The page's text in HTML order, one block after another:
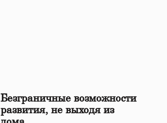
Безграничные возможности
развития, не выходя из